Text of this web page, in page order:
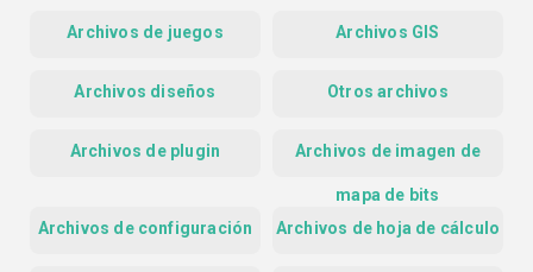
Archivos de juegos Archivos GIS
Archivos diseños Otros archivos
Archivos de plugin Archivos de imagen de
mapa de bits
Archivos de configuración
Archivos de hoja de cálculo